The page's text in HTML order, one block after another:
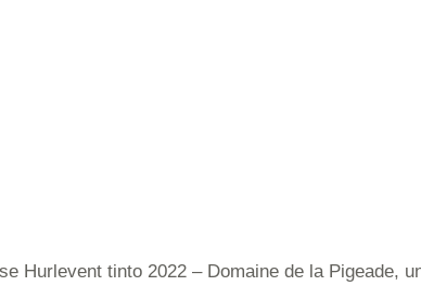
Hurlevent tinto 2022 – Domaine de la Pigeade,